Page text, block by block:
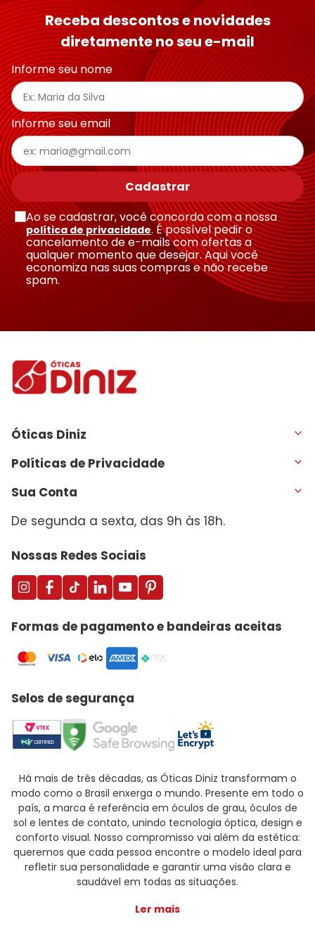
Receba descontos e novidades
diretamente no seu e-mail
Informe seu nome
Informe seu email
Cadastrar
Ao se cadastrar, você concorda com a nossa
política de privacidade. É possível pedir o
cancelamento de e-mails com ofertas a
qualquer momento que desejar. Aqui você
economiza nas suas compras e não recebe
spam.
Óticas Diniz
Políticas de Privacidade
Sua Conta
De segunda a sexta, das 9h às 18h.
Nossas Redes Sociais
Formas de pagamento e bandeiras aceitas
Selos de segurança
Há mais de três décadas, as Óticas Diniz transformam o
modo como o Brasil enxerga o mundo. Presente em todo o
país, a marca é referência em óculos de grau, óculos de
sol e lentes de contato, unindo tecnologia óptica, design e
conforto visual. Nosso compromisso vai além da estética:
queremos que cada pessoa encontre o modelo ideal para
refletir sua personalidade e garantir uma visão clara e
saudável em todas as situações.
Ler mais